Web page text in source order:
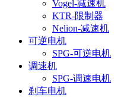
Vogel-减速机
KTR-限制器
Nelion-减速机
可逆电机
SPG-可逆电机
调速机
SPG-调速电机
刹车电机